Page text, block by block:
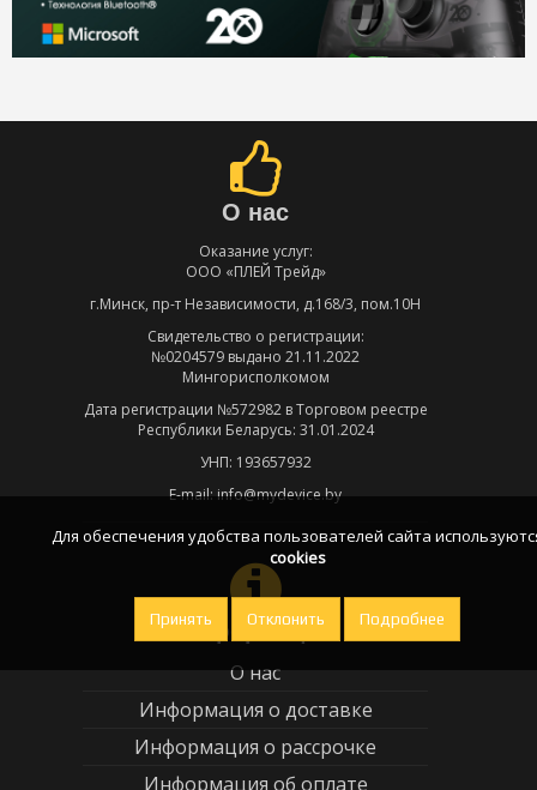
О нас
Оказание услуг:
ООО «ПЛЕЙ Трейд»
г.Минск, пр-т Независимости, д.168/3, пом.10Н
Свидетельство о регистрации:
№0204579 выдано 21.11.2022
Мингорисполкомом
Дата регистрации №572982 в Торговом реестре
Республики Беларусь: 31.01.2024
УНП: 193657932
E-mail: info@mydevice.by
Информация
О нас
Информация о доставке
Информация о рассрочке
Информация об оплате
Для обеспечения удобства пользователей сайта
cookies
Принять Отклонить Подробнее